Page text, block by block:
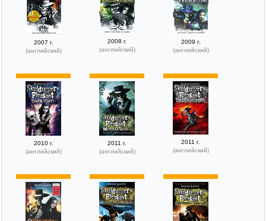
2007 г.
(английский)
2008 г.
(английский)
2009 г.
(английский)
2010 г.
(английский)
2011 г.
(английский)
2011 г.
(английский)